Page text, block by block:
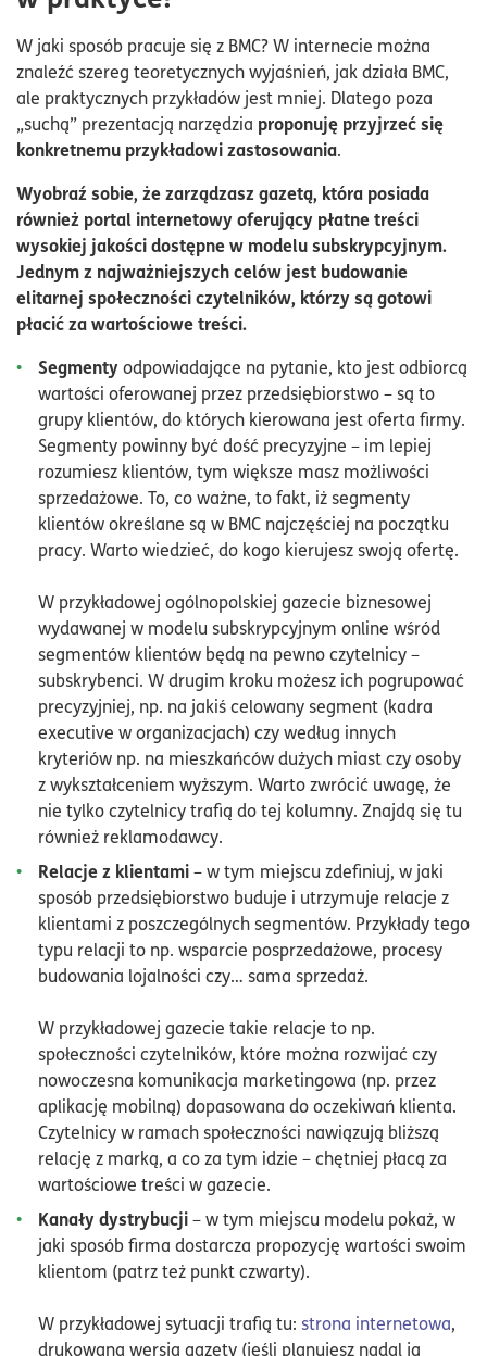
W jaki sposób pracuje się z BMC? W internecie można
znaleźć szereg teoretycznych wyjaśnień, jak działa BMC,
ale praktycznych przykładów jest mniej. Dlatego poza
„suchą” prezentacją narzędzia proponuję przyjrzeć się
konkretnemu przykładowi zastosowania.
Wyobraź sobie, że zarządzasz gazetą, która posiada
również portal internetowy oferujący płatne treści
wysokiej jakości dostępne w modelu subskrypcyjnym.
Jednym z najważniejszych celów jest budowanie
elitarnej społeczności czytelników, którzy są gotowi
płacić za wartościowe treści.
Segmentyodpowiadające na pytanie, kto jest odbiorcą
wartości oferowanej przez przedsiębiorstwo – są to
grupy klientów, do których kierowana jest oferta firmy.
Segmenty powinny być dość precyzyjne – im lepiej
rozumiesz klientów, tym większe masz możliwości
sprzedażowe. To, co ważne, to fakt, iż segmenty
klientów określane są w BMC najczęściej na początku
pracy. Warto wiedzieć, do kogo kierujesz swoją ofertę.
W przykładowej ogólnopolskiej gazecie biznesowej
wydawanej w modelu subskrypcyjnym online wśród
segmentów klientów będą na pewno czytelnicy –
subskrybenci. W drugim kroku możesz ich pogrupować
precyzyjniej, np. na jakiś celowany segment (kadra
executive w organizacjach) czy według innych
kryteriów np. na mieszkańców dużych miast czy osoby
z wykształceniem wyższym. Warto zwrócić uwagę, że
nie tylko czytelnicy trafią do tej kolumny. Znajdą się tu
również reklamodawcy.
Relacje z klientami– w tym miejscu zdefiniuj, w jaki
sposób przedsiębiorstwo buduje i utrzymuje relacje z
klientami z poszczególnych segmentów. Przykłady tego
typu relacji to np. wsparcie posprzedażowe, procesy
budowania lojalności czy… sama sprzedaż.
W przykładowej gazecie takie relacje to np.
społeczności czytelników, które można rozwijać czy
nowoczesna komunikacja marketingowa (np. przez
aplikację mobilną) dopasowana do oczekiwań klienta.
Czytelnicy w ramach społeczności nawiązują bliższą
relację z marką, a co za tym idzie – chętniej płacą za
wartościowe treści w gazecie.
Kanały dystrybucji– w tym miejscu modelu pokaż, w
jaki sposób firma dostarcza propozycję wartości swoim
klientom (patrz też punkt czwarty).
W przykładowej sytuacji trafią tu: strona internetowa,
drukowana wersja gazety (jeśli planujesz nadal ją